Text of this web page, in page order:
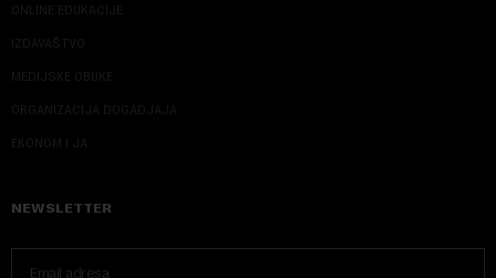
ONLINE EDUKACIJE
IZDAVAŠTVO
MEDIJSKE OBUKE
ORGANIZACIJA DOGADJAJA
EKONOM I JA
NEWSLETTER